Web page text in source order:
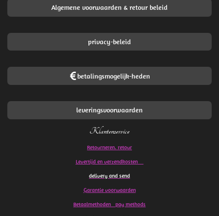
Algemene voorwaarden & retour beleid
privacy-beleid
betalingsmogelijk-heden
leveringsvoorwaarden
Klantenservice
Retourneren. retour
Levertijd en verzendkosten
delivery and send
Garantie voorwaarden
Betaalmethoden pay methods